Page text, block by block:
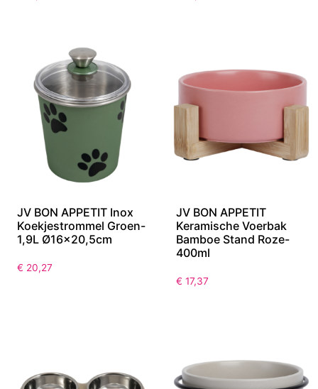
JV BON APPETIT Inox
Koekjestrommel Groen-
1,9L Ø16×20,5cm
€ 20,27
JV BON APPETIT
Keramische Voerbak
Bamboe Stand Roze-
400ml
€ 17,37